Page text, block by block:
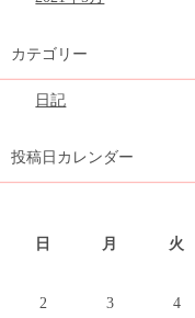
カテゴリー
日記
投稿日カレンダー
日 月 火
2
3 4